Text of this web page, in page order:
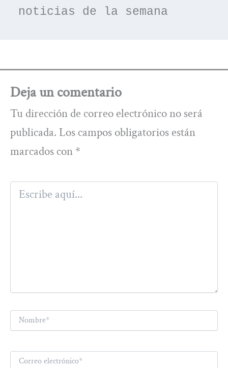
noticias de la semana
Deja un comentario
Tu dirección de correo electrónico no será
publicada. Los campos obligatorios están
marcados con *
Escribe
aquí...
Nombre*
Correo
electrónico*